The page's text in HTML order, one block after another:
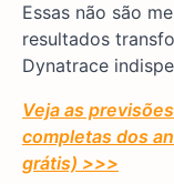
Essas não são
resultados
Dynatrace
Veja as
completas dos
grátis) >>>